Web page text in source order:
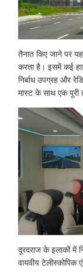
तैनात किए जाने पर
करता है। इसमें कई
निर्बाध उपग्रह और
मास्ट के साथ एक
दूरदराज के इलाकों में
वायवीय टेलीस्कोपिक